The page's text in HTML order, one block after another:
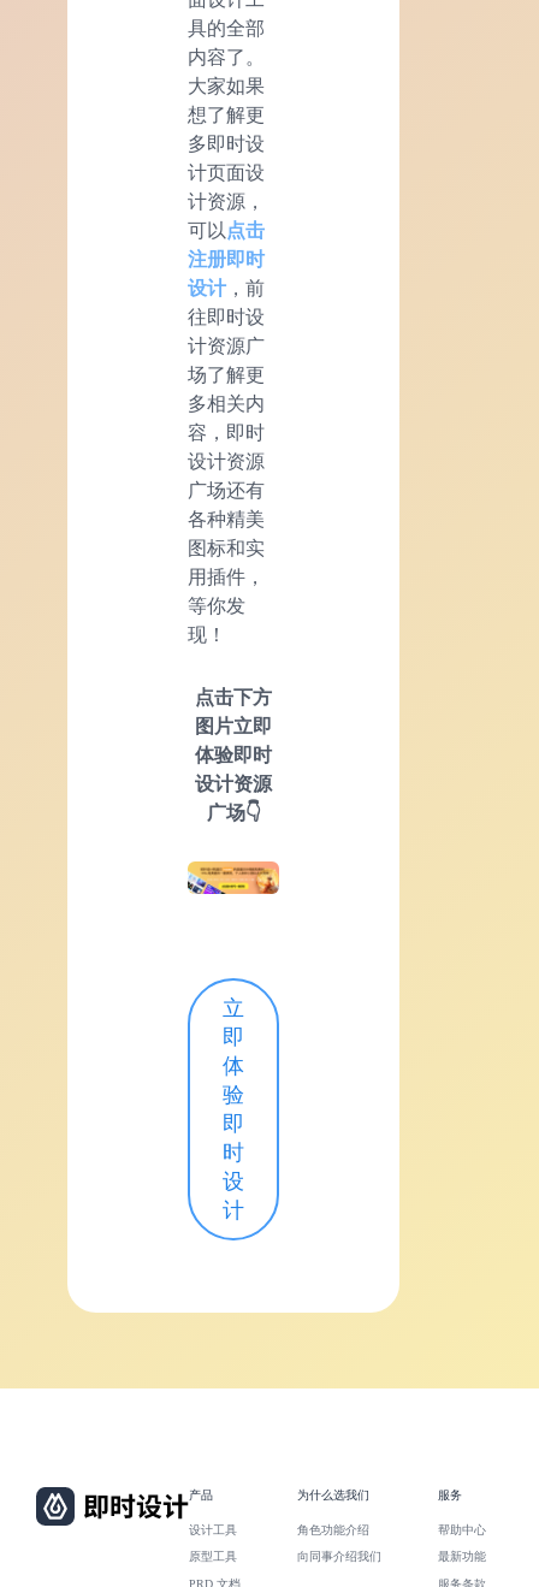
具的全部
内容了。
大家如果
想了解更
多即时设
计页面设
计资源，
可以 点击
注册即时
设计 ，前
往即时设
计资源广
场了解更
多相关内
容，即时
设计资源
广场还有
各种精美
图标和实
用插件，
等你发
现！
点击下方
图片立即
体验即时
设计资源
广场👇
立
即
体
验
即
时
设
计
产品
设计工具
原型工具
PRD 文档
为什么选我们
角色功能介绍
向同事介绍我们
服务
帮助中心
最新功能
服务条款